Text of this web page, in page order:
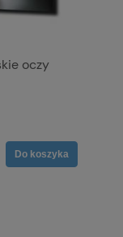
oczy
Do koszyka